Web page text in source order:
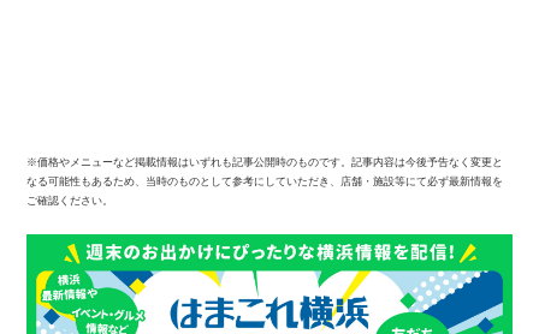
※価格やメニューなど掲載情報はいずれも記事公開時のものです。記事内容は今後予告なく変更と
なる可能性もあるため、当時のものとして参考にしていただき、店舗・施設等にて必ず最新情報を
ご確認ください。